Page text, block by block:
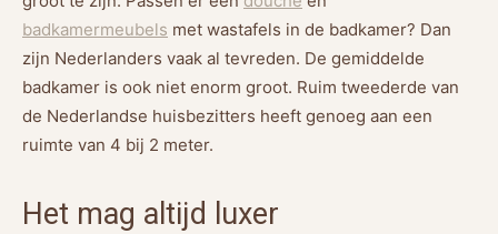
badkamermeubels met wastafels in de badkamer? Dan
zijn Nederlanders vaak al tevreden. De gemiddelde
badkamer is ook niet enorm groot. Ruim tweederde van
de Nederlandse huisbezitters heeft genoeg aan een
ruimte van 4 bij 2 meter.
Het mag altijd luxer